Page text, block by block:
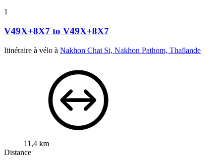
1
V49X+8X7 to V49X+8X7
Itinéraire à vélo à Nakhon Chai Si, Nakhon Pathom, Thaïlande
11,4 km
Distance